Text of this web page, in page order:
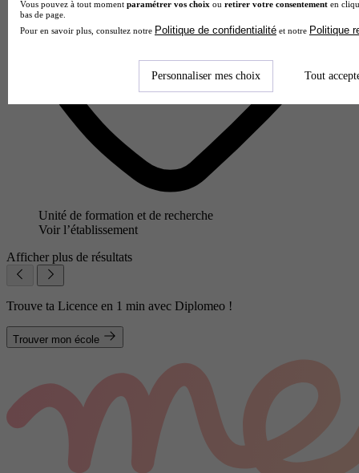
Unité de formation et de recherche
Voir l’établissement
Afficher plus de résultats
Trouve ta Licence en 1 min avec Diplomeo !
Trouver mon école
Vous pouvez à tout moment paramétrer vos choix ou retirer votre consentement en
bas de page.
Pour en savoir plus, consultez notre Politique de confidentialité et notre Politique
Personnaliser mes choix Tout